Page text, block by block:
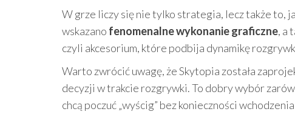
W grze liczy się nie tylko strategia, lecz także to,
wskazano fenomenalne wykonanie graficzne, a
czyli akcesorium, które podbija dynamikę
Warto zwrócić uwagę, że Skytopia została
decyzji w trakcie rozgrywki. To dobry wybór
chcą poczuć „wyścig” bez konieczności